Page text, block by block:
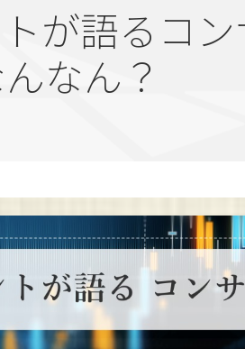
が語るコン
なん？